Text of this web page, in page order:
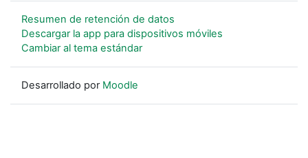
Resumen de retención de datos
Descargar la app para dispositivos móviles
Cambiar al tema estándar
Desarrollado por Moodle